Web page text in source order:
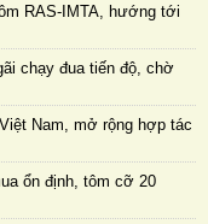
RAS-IMTA, hướng tới
chạy đua tiến độ, chờ
Nam, mở rộng hợp tác
ổn định, tôm cỡ 20